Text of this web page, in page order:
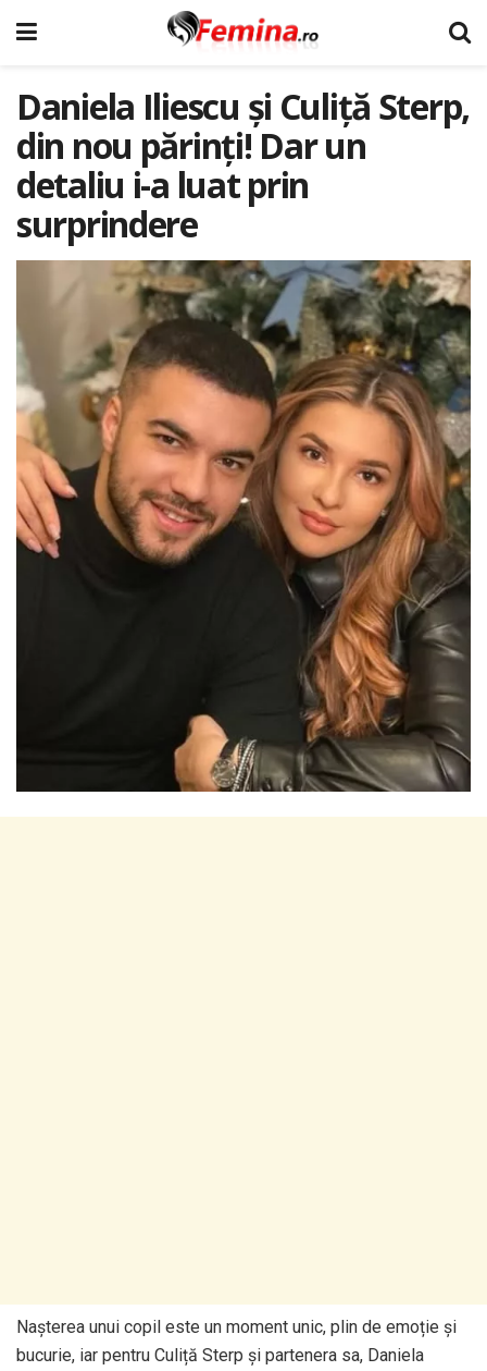
Daniela Iliescu și Culiță Sterp,
din nou părinți! Dar un
detaliu i-a luat prin
surprindere
Nașterea unui copil este un moment unic, plin de emoție și
bucurie, iar pentru Culiță Sterp și partenera sa, Daniela